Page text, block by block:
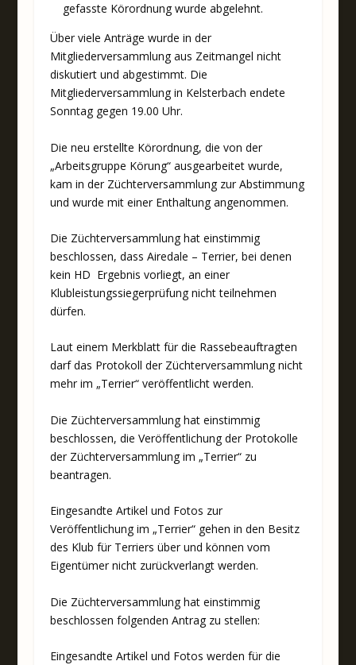
gefasste Körordnung wurde abgelehnt.
Über viele Anträge wurde in der
Mitgliederversammlung aus Zeitmangel nicht
diskutiert und abgestimmt. Die
Mitgliederversammlung in Kelsterbach endete
Sonntag gegen 19.00 Uhr.
Die neu erstellte Körordnung, die von der
„Arbeitsgruppe Körung“ ausgearbeitet wurde,
kam in der Züchterversammlung zur Abstimmung
und wurde mit einer Enthaltung angenommen.
Die Züchterversammlung hat einstimmig
beschlossen, dass Airedale – Terrier, bei denen
kein HD Ergebnis vorliegt, an einer
Klubleistungssiegerprüfung nicht teilnehmen
dürfen.
Laut einem Merkblatt für die Rassebeauftragten
darf das Protokoll der Züchterversammlung nicht
mehr im „Terrier“ veröffentlicht werden.
Die Züchterversammlung hat einstimmig
beschlossen, die Veröffentlichung der Protokolle
der Züchterversammlung im „Terrier“ zu
beantragen.
Eingesandte Artikel und Fotos zur
Veröffentlichung im „Terrier“ gehen in den Besitz
des Klub für Terriers über und können vom
Eigentümer nicht zurückverlangt werden.
Die Züchterversammlung hat einstimmig
beschlossen folgenden Antrag zu stellen:
Eingesandte Artikel und Fotos werden für die